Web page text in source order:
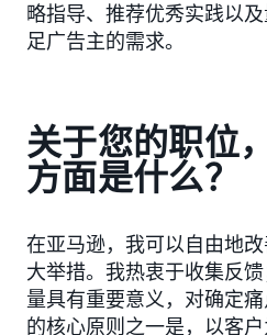
略指导、推荐优秀实践以
足广告主的需求。
关于您的职位
方面是什么？
在亚马逊，我可以自由地
大举措。我热衷于收集反
量具有重要意义，对确定
的核心原则之一是，以客